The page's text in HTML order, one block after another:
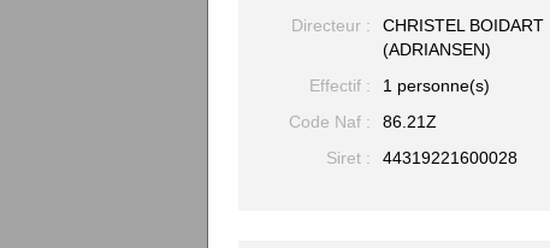
Directeur :
CHRISTEL BOIDART
(ADRIANSEN)
Effectif :
1 personne(s)
Code Naf :
86.21Z
Siret :
44319221600028